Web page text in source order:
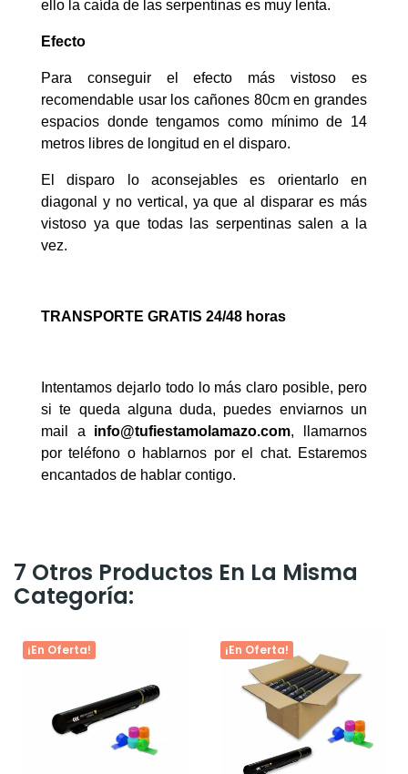
ello la caída de las serpentinas es muy lenta.
Efecto
Para conseguir el efecto más vistoso es
recomendable usar los cañones 80cm en grandes
espacios donde tengamos como mínimo de 14
metros libres de longitud en el disparo.
El disparo lo aconsejables es orientarlo en
diagonal y no vertical, ya que al disparar es más
vistoso ya que todas las serpentinas salen a la
vez.
TRANSPORTE GRATIS 24/48 horas
Intentamos dejarlo todo lo más claro posible, pero
si te queda alguna duda, puedes enviarnos un
mail a info@tufiestamolamazo.com, llamarnos
por teléfono o hablarnos por el chat. Estaremos
encantados de hablar contigo.
7 Otros Productos En La Misma
Categoría:
¡En Oferta! ¡En Oferta!